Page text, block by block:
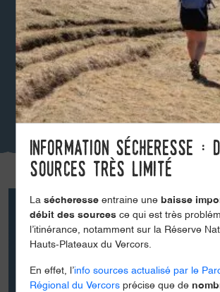
Information sécheresse :
sources très limité
Lasécheresse entraine une baisse
débit des sources ce qui est très
l’itinérance, notamment sur la Réserve
Hauts-Plateaux du Vercors.
En effet, l’info sources actualisé par le
Régional du Vercors précise que de